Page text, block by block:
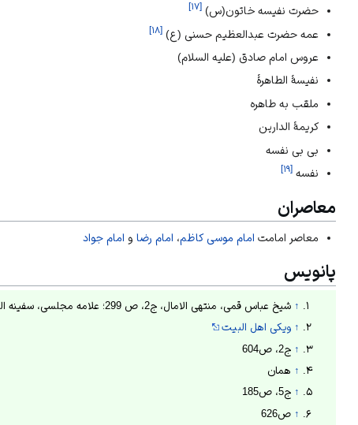
حضرت نفیسه خاتون(س)[۱۷]
عمه حضرت عبدالعظیم حسنى (ع)[۱۸]
عروس امام صادق (علیه السلام)
نفیسۀ الطاهرۀ
ملقب به طاهره
کریمۀ الدارین
بی بی نفسه
نفسه[۱۹]
معاصران
معاصر امامت امام موسی کاظم، امام رضا و امام جواد
پانویس
↑ شیخ عباس قمی، منتهی الامال، ج2، ص 299؛ علامه مجلسی، سفینه البحار، ج2، ص604
↑ ویکی اهل البیت
↑ ج2، ص604
↑ همان
↑ ج5، ص185
↑ ص626